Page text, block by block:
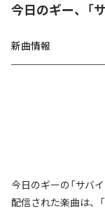
今日のギー、「
新曲情報
今日のギーの「サバ
配信された楽曲は、